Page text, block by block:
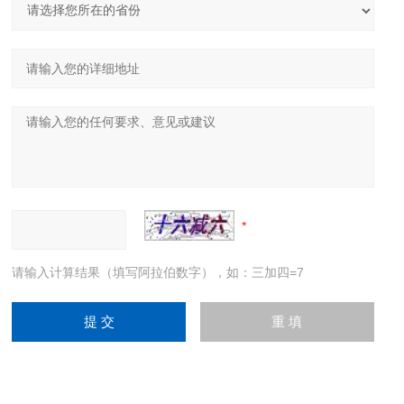
请输入计算结果（填写阿拉伯数字），如：三加四=7